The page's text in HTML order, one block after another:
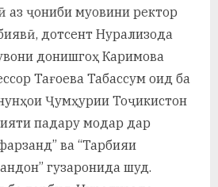
аз ҷониби муовини ректор
дотсент Нурализода
донишгоҳ Каримова
Тағоева Табассум оид ба
Ҷумҳурии Тоҷикистон
падару модар дар
ва “Тарбияи
гузаронида шуд.